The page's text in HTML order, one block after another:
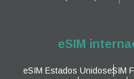
eSIM
eSIM Estados UnidoseSIM